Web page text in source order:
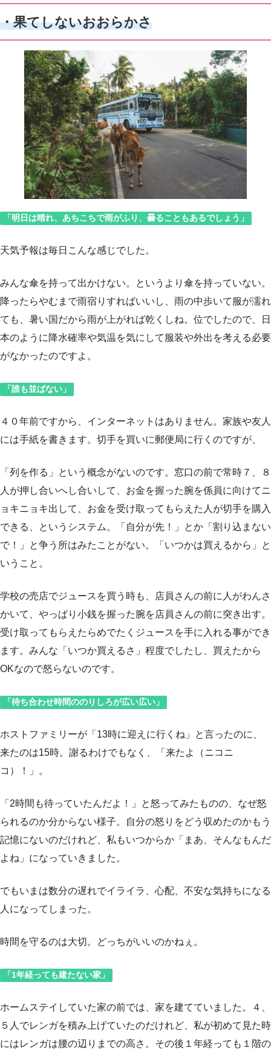
・果てしないおおらかさ
「明日は晴れ、あちこちで雨がふり、曇ることもあるでしょう」
天気予報は毎日こんな感じでした。
みんな傘を持って出かけない。というより傘を持っていない。
降ったらやむまで雨宿りすればいいし、雨の中歩いて服が濡れ
ても、暑い国だから雨が上がれば乾くしね。位でしたので、日
本のように降水確率や気温を気にして服装や外出を考える必要
がなかったのですよ。
「誰も並ばない」
４０年前ですから、インターネットはありません。家族や友人
には手紙を書きます。切手を買いに郵便局に行くのですが、
「列を作る」という概念がないのです。窓口の前で常時７、８
人が押し合いへし合いして、お金を握った腕を係員に向けてニ
ョキニョキ出して、お金を受け取ってもらえた人が切手を購入
できる、というシステム。「自分が先！」とか「割り込まない
で！」と争う所はみたことがない。「いつかは買えるから」と
いうこと。
学校の売店でジュースを買う時も、店員さんの前に人がわんさ
かいて、やっぱり小銭を握った腕を店員さんの前に突き出す。
受け取ってもらえたらめでたくジュースを手に入れる事ができ
ます。みんな「いつか買えるさ」程度でしたし、買えたから
OKなので怒らないのです。
「待ち合わせ時間ののりしろが広い広い」
ホストファミリーが「13時に迎えに行くね」と言ったのに、
来たのは15時。謝るわけでもなく、「来たよ（ニコニ
コ）！」。
「2時間も待っていたんだよ！」と怒ってみたものの、なぜ怒
られるのか分からない様子。自分の怒りをどう収めたのかもう
記憶にないのだけれど、私もいつからか「まあ、そんなもんだ
よね」になっていきました。
でもいまは数分の遅れでイライラ、心配、不安な気持ちになる
人になってしまった。
時間を守るのは大切。どっちがいいのかねぇ。
「1年経っても建たない家」
ホームステイしていた家の前では、家を建てていました。４、
５人でレンガを積み上げていたのだけれど、私が初めて見た時
にはレンガは腰の辺りまでの高さ。その後１年経っても１階の